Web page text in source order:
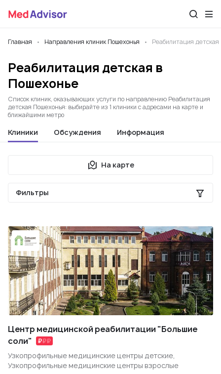
Главная Направления клиник Пошехонья Реабилитация детская
Реабилитация детская в
Пошехонье
Список клиник, оказывающих услуги по направлению Реабилитация
детская Пошехонья: выбирайте из 1 клиники с адресами на карте и
ближайшими метро
Клиники Обсуждения Информация
На карте
Фильтры
Центр медицинской реабилитации "Большие
соли"
Узкопрофильные медицинские центры детские,
Узкопрофильные медицинские центры взрослые